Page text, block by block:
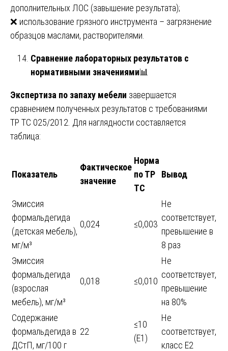
дополнительных ЛОС (завышение результата);
❌ использование грязного инструмента – загрязнение
образцов маслами, растворителями.
Сравнение лабораторных результатов с
нормативными значениями📊
Экспертиза по запаху мебели завершается
сравнением полученных результатов с требованиями
ТР ТС 025/2012. Для наглядности составляется
таблица:
Показатель
Фактическое
значение
Норма
по ТР
ТС
Вывод
Эмиссия
формальдегида
(детская мебель),
мг/м³
0,024 ≤0,003
Не
соответствует,
превышение в
8 раз
Эмиссия
формальдегида
(взрослая
мебель), мг/м³
0,018 ≤0,010
Не
соответствует,
превышение
на 80%
Содержание
формальдегида в
ДСтП, мг/100 г
22
≤10
(E1)
Не
соответствует,
класс E2